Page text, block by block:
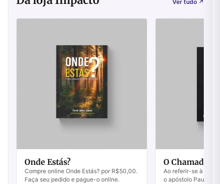
Ver tudo ↗
Onde Estás?
Compre online Onde Estás? por R$50,00.
Faça seu pedido e pague-o online.
O Chamado
Ao referir-se à
o apóstolo Paulo